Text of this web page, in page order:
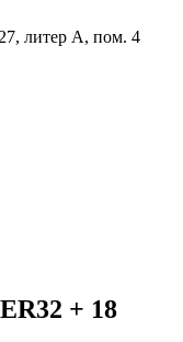
литер А, пом. 4
+ 18